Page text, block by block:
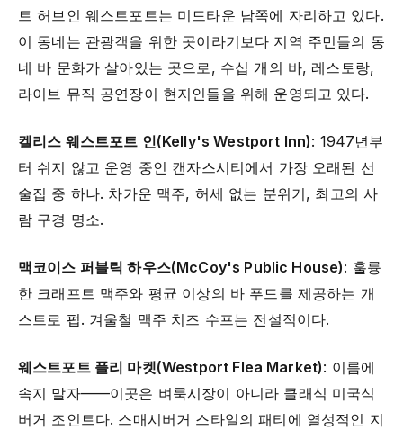
트 허브인 웨스트포트는 미드타운 남쪽에 자리하고 있다.
이 동네는 관광객을 위한 곳이라기보다 지역 주민들의 동
네 바 문화가 살아있는 곳으로, 수십 개의 바, 레스토랑,
라이브 뮤직 공연장이 현지인들을 위해 운영되고 있다.
켈리스 웨스트포트 인(Kelly's Westport Inn): 1947년부
터 쉬지 않고 운영 중인 캔자스시티에서 가장 오래된 선
술집 중 하나. 차가운 맥주, 허세 없는 분위기, 최고의 사
람 구경 명소.
맥코이스 퍼블릭 하우스(McCoy's Public House): 훌륭
한 크래프트 맥주와 평균 이상의 바 푸드를 제공하는 개
스트로 펍. 겨울철 맥주 치즈 수프는 전설적이다.
웨스트포트 플리 마켓(Westport Flea Market): 이름에
속지 말자——이곳은 벼룩시장이 아니라 클래식 미국식
버거 조인트다. 스매시버거 스타일의 패티에 열성적인 지